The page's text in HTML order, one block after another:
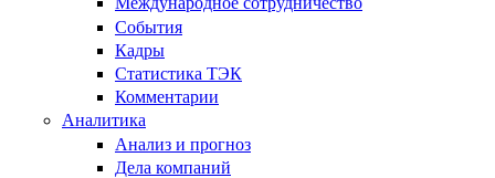
События
Кадры
Статистика ТЭК
Комментарии
Аналитика
Анализ и прогноз
Дела компаний